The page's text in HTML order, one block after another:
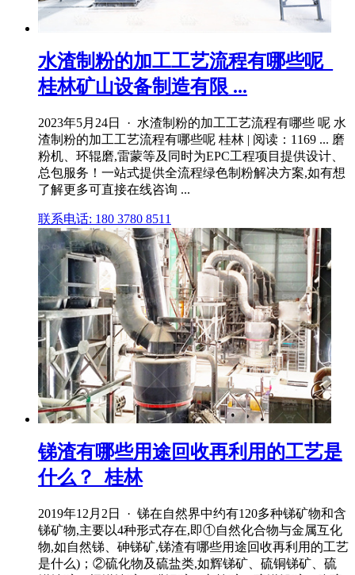
水渣制粉的加工工艺流程有哪些呢_
桂林矿山设备制造有限 ...
2023年5月24日 · 水渣制粉的加工工艺流程有哪些 呢 水
渣制粉的加工工艺流程有哪些呢 桂林 | 阅读：1169 ... 磨
粉机、环辊磨,雷蒙等及同时为EPC工程项目提供设计、
总包服务！一站式提供全流程绿色制粉解决方案,如有想
了解更多可直接在线咨询 ...
联系电话: 180 3780 8511
锑渣有哪些用途回收再利用的工艺是
什么？_桂林
2019年12月2日 · 锑在自然界中约有120多种锑矿物和含
锑矿物,主要以4种形式存在,即①自然化合物与金属互化
物,如自然锑、砷锑矿,锑渣有哪些用途回收再利用的工艺
是什么)；②硫化物及硫盐类,如辉锑矿、硫铜锑矿、硫